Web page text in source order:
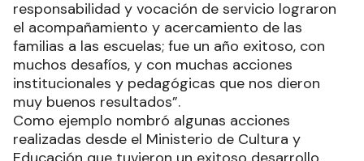
responsabilidad y vocación de servicio lograron
el acompañamiento y acercamiento de las
familias a las escuelas; fue un año exitoso, con
muchos desafíos, y con muchas acciones
institucionales y pedagógicas que nos dieron
muy buenos resultados”.
Como ejemplo nombró algunas acciones
realizadas desde el Ministerio de Cultura y